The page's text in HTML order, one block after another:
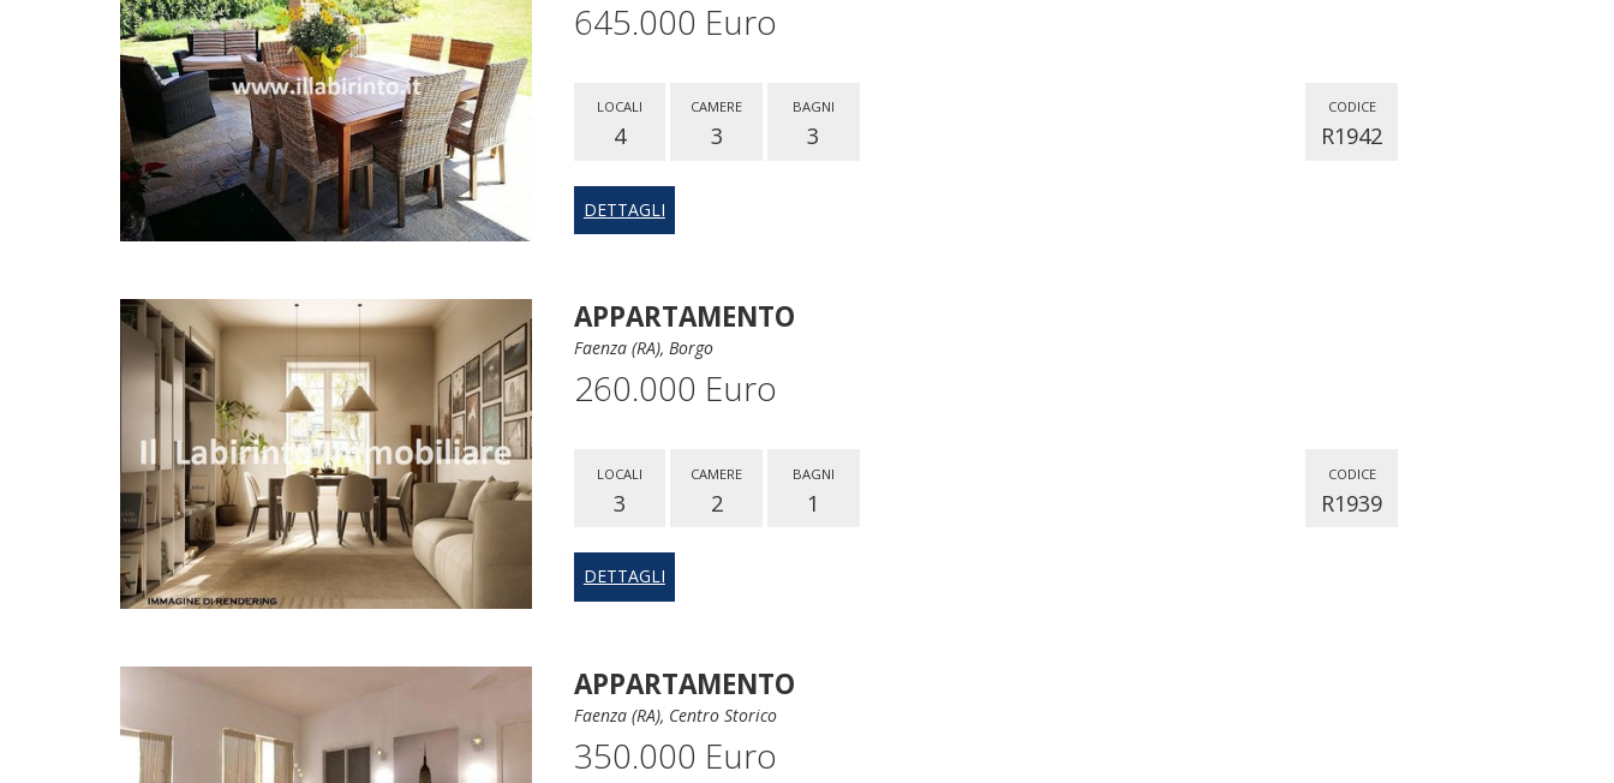
645.000 Euro
CODICE
R1942
LOCALI
4
CAMERE
3
BAGNI
3
DETTAGLI
APPARTAMENTO
Faenza (RA), Borgo
260.000 Euro
CODICE
R1939
LOCALI
3
CAMERE
2
BAGNI
1
DETTAGLI
APPARTAMENTO
Faenza (RA), Centro Storico
350.000 Euro